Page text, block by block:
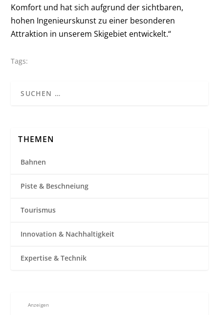
Komfort und hat sich aufgrund der sichtbaren,
hohen Ingenieurskunst zu einer besonderen
Attraktion in unserem Skigebiet entwickelt.“
Tags:
THEMEN
Bahnen
Piste & Beschneiung
Tourismus
Innovation & Nachhaltigkeit
Expertise & Technik
Anzeigen